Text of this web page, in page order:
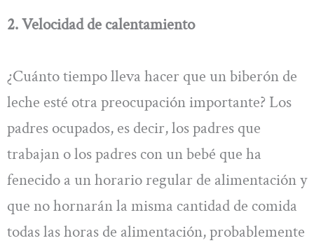
2. Velocidad de calentamiento
¿Cuánto tiempo lleva hacer que un biberón de
leche esté otra preocupación importante? Los
padres ocupados, es decir, los padres que
trabajan o los padres con un bebé que ha
fenecido a un horario regular de alimentación y
que no hornarán la misma cantidad de comida
todas las horas de alimentación, probablemente